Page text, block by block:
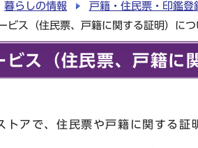
暮らしの情報 戸籍・住民票・印鑑登
ビス（住民票、戸籍に関する証明）につ
ビス（住民票、戸籍に
トアで、住民票や戸籍に関する証